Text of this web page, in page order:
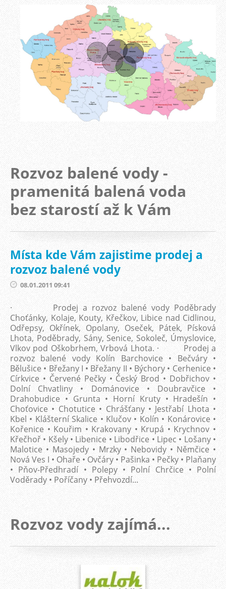
Rozvoz balené vody -
pramenitá balená voda
bez starostí až k Vám
Místa kde Vám zajistime prodej a
rozvoz balené vody
08.01.2011 09:41
· Prodej a rozvoz balené vody Poděbrady
Choťánky, Kolaje, Kouty, Křečkov, Libice nad Cidlinou,
Odřepsy, Okřínek, Opolany, Oseček, Pátek, Písková
Lhota, Poděbrady, Sány, Senice, Sokoleč, Úmyslovice,
Vlkov pod Oškobrhem, Vrbová Lhota. · Prodej a
rozvoz balené vody Kolín Barchovice • Bečváry •
Bělušice • Břežany I • Břežany II • Býchory • Cerhenice •
Církvice • Červené Pečky • Český Brod • Dobřichov •
Dolní Chvatliny • Dománovice • Doubravčice •
Drahobudice • Grunta • Horní Kruty • Hradešín •
Choťovice • Chotutice • Chrášťany • Jestřabí Lhota •
Kbel • Klášterní Skalice • Klučov • Kolín • Konárovice •
Kořenice • Kouřim • Krakovany • Krupá • Krychnov •
Křečhoř • Kšely • Libenice • Libodřice • Lipec • Lošany •
Malotice • Masojedy • Mrzky • Nebovidy • Němčice •
Nová Ves I • Ohaře • Ovčáry • Pašinka • Pečky • Plaňany
• Pňov-Předhradí • Polepy • Polní Chrčice • Polní
Voděrady • Poříčany • Přehvozdí...
Rozvoz vody zajímá...